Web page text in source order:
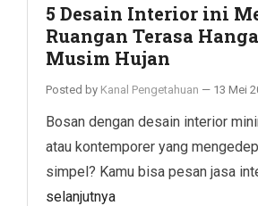
5 Desain Interior ini
Ruangan Terasa
Musim Hujan
Posted by Kanal Pengetahuan — 13 Mei
Bosan dengan desain interior
atau kontemporer yang
simpel? Kamu bisa pesan jasa
selanjutnya